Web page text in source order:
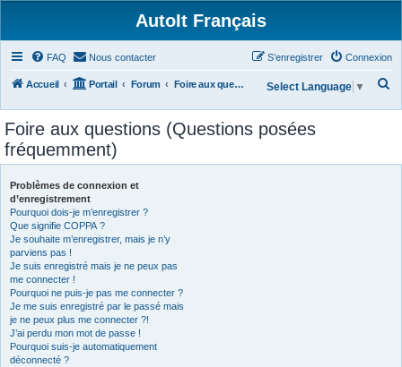
AutoIt Français
FAQ Nous contacter Connexion
S’enregistrer
Accueil Portail Forum Foire aux questions (Questions posées fréquemment) Select Language ▼
Foire aux questions (Questions posées
fréquemment)
Problèmes de connexion et
d’enregistrement
Pourquoi dois-je m’enregistrer ?
Que signifie COPPA ?
Je souhaite m’enregistrer, mais je n’y
parviens pas !
Je suis enregistré mais je ne peux pas
me connecter !
Pourquoi ne puis-je pas me connecter ?
Je me suis enregistré par le passé mais
je ne peux plus me connecter ?!
J’ai perdu mon mot de passe !
Pourquoi suis-je automatiquement
déconnecté ?